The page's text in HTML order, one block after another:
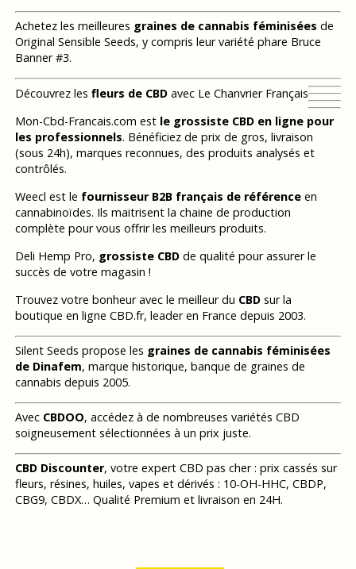
Achetez les meilleures graines de cannabis féminisées de
Original Sensible Seeds, y compris leur variété phare Bruce
Banner #3.
Découvrez les fleurs de CBDavec Le Chanvrier Français
Mon-Cbd-Francais.com est le grossiste CBD en ligne pour
les professionnels. Bénéficiez de prix de gros, livraison
(sous 24h), marques reconnues, des produits analysés et
contrôlés.
Weecl est le fournisseur B2B français de référenceen
cannabinoïdes. Ils maitrisent la chaine de production
complète pour vous offrir les meilleurs produits.
Deli Hemp Pro, grossiste CBDde qualité pour assurer le
succès de votre magasin !
Trouvez votre bonheur avec le meilleur du CBDsur la
boutique en ligne CBD.fr, leader en France depuis 2003.
Silent Seeds propose les graines de cannabis féminisées
de Dinafem, marque historique, banque de graines de
cannabis depuis 2005.
Avec CBDOO, accédez à de nombreuses variétés CBD
soigneusement sélectionnées à un prix juste.
CBD Discounter, votre expert CBD pas cher : prix cassés sur
fleurs, résines, huiles, vapes et dérivés : 10-OH-HHC, CBDP,
CBG9, CBDX… Qualité Premium et livraison en 24H.